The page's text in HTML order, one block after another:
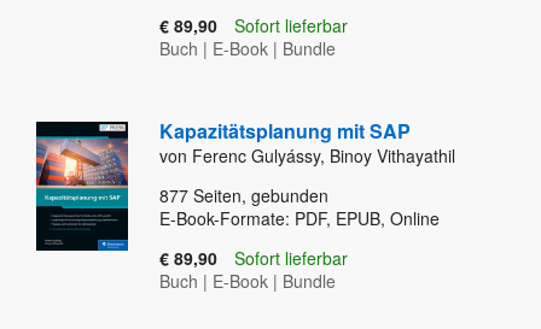
€ 89,90
Sofort lieferbar
Buch | E-Book | Bundle
Kapazitätsplanung mit SAP
von Ferenc Gulyássy, Binoy Vithayathil
877 Seiten, gebunden
E-Book-Formate: PDF, EPUB, Online
€ 89,90
Sofort lieferbar
Buch | E-Book | Bundle